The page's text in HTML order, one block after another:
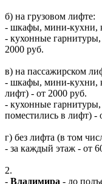
б) на грузовом лифте:
- шкафы, мини-кухни,
- кухонные
2000 руб.
в) на пассажирском
- шкафы, мини-кухни,
лифт) - от 2000 руб.
- кухонные
поместились в лифт) -
г) без лифта (в том
- за каждый этаж - от
2.
- Владимира - до